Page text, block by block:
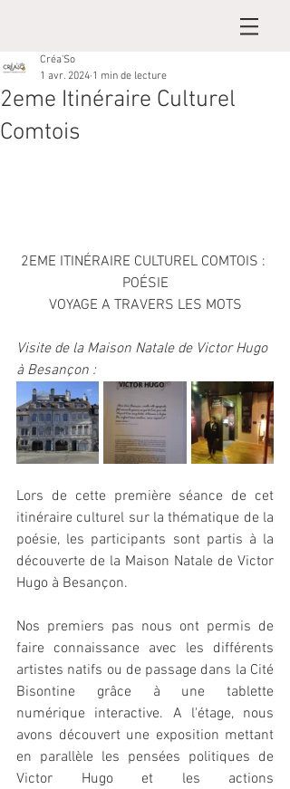
2eme Itinéraire Culturel
Comtois
Créa'So
1 avr. 2024 1 min de lecture
2EME ITINÉRAIRE CULTUREL COMTOIS :
POÉSIE
VOYAGE A TRAVERS LES MOTS
Visite de la Maison Natale de Victor Hugo
à Besançon :
Lors de cette première séance de cet
itinéraire culturel sur la thématique de la
poésie, les participants sont partis à la
découverte de la Maison Natale de Victor
Hugo à Besançon.
Nos premiers pas nous ont permis de
faire connaissance avec les différents
artistes natifs ou de passage dans la Cité
Bisontine grâce à une tablette
numérique interactive. A l'étage, nous
avons découvert une exposition mettant
en parallèle les pensées politiques de
Victor Hugo et les actions